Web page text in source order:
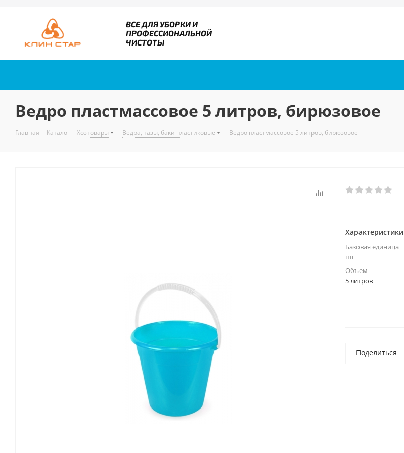
ВСЕ ДЛЯ УБОРКИ И
ПРОФЕССИОНАЛЬНОЙ
ЧИСТОТЫ
Ведро пластмассовое 5 литров, бирюзовое
Главная - Каталог - Хозтовары - Вёдра, тазы, баки пластиковые - Ведро пластмассовое 5 литров, бирюзовое
Характеристики
Базовая единица
шт
Объем
5 литров
Поделиться